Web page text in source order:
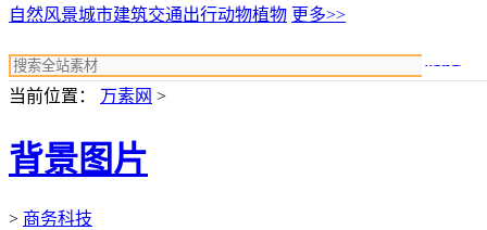
自然风景城市建筑交通出行动物植物 更多>>
当前位置： 万素网 >
背景图片
> 商务科技